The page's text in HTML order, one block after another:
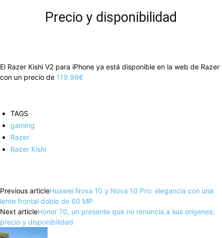
Precio y disponibilidad
El Razer Kishi V2 para iPhone ya está disponible en la web de Razer
con un precio de 119.99€
TAGS
gaming
Razer
Razer Kishi
Previous articleHuawei Nova 10 y Nova 10 Pro: elegancia con una
lente frontal doble de 60 MP
Next articleHonor 70, un presente que no renuncia a sus orígenes:
precio y disponibilidad